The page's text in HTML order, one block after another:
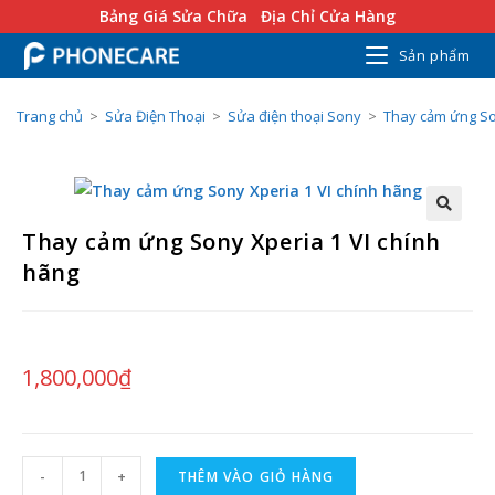
Bảng Giá Sửa Chữa Địa Chỉ Cửa Hàng
Sản phẩm
Trang chủ > Sửa Điện Thoại > Sửa điện thoại Sony > Thay cảm ứng
Thay cảm ứng Sony Xperia 1 VI chính
hãng
1,800,000₫
- + THÊM VÀO GIỎ HÀNG